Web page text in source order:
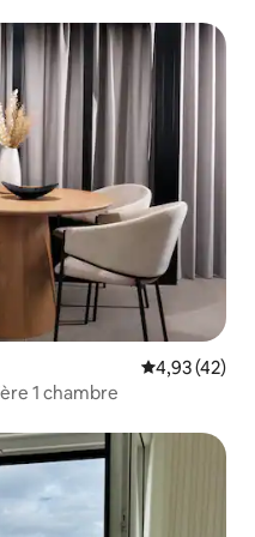
Évaluation
4,93 (42)
1 chambre
appréciés